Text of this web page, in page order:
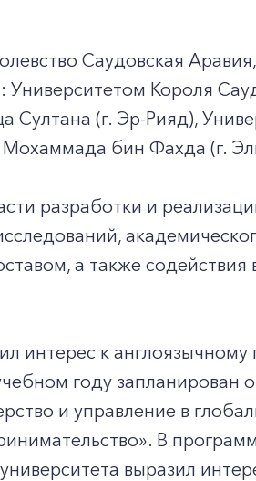
Саудовская
Университетом Короля
(г. Эр-Рияд),
бин Фахда (г.
разработки и
a также содействия
интерес к англоязычному
году запланирован
и управление в
В
выразил